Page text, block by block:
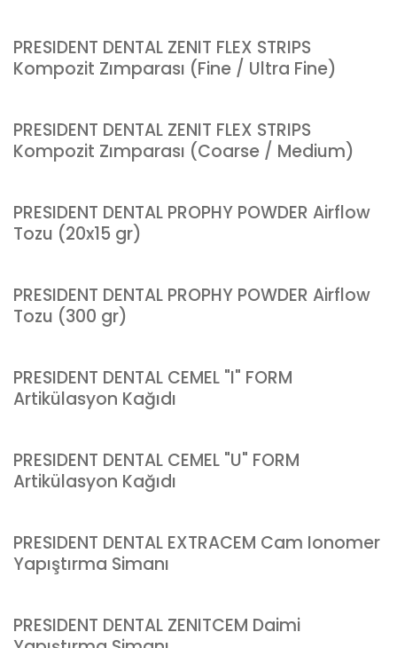
PRESIDENT DENTAL ZENIT FLEX STRIPS
Kompozit Zımparası (Fine / Ultra Fine)
PRESIDENT DENTAL ZENIT FLEX STRIPS
Kompozit Zımparası (Coarse / Medium)
PRESIDENT DENTAL PROPHY POWDER Airflow
Tozu (20x15 gr)
PRESIDENT DENTAL PROPHY POWDER Airflow
Tozu (300 gr)
PRESIDENT DENTAL CEMEL "I" FORM
Artikülasyon Kağıdı
PRESIDENT DENTAL CEMEL "U" FORM
Artikülasyon Kağıdı
PRESIDENT DENTAL EXTRACEM Cam Ionomer
Yapıştırma Simanı
PRESIDENT DENTAL ZENITCEM Daimi